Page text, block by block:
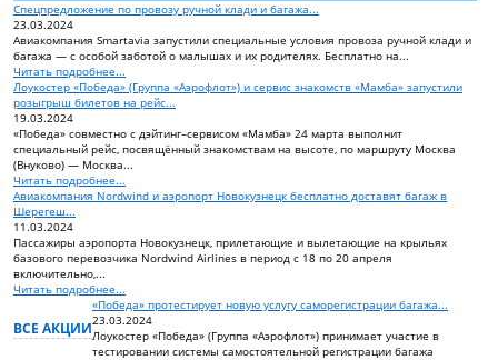
Спецпредложение по провозу ручной клади и багажа...
23.03.2024
Авиакомпания Smartavia запустили специальные условия провоза ручной клади и
багажа — с особой заботой о малышах и их родителях. Бесплатно на...
Читать подробнее...
Лоукостер «Победа» (Группа «Аэрофлот») и сервис знакомств «Мамба» запустили
розыгрыш билетов на рейс...
19.03.2024
«Победа» совместно с дэйтинг–сервисом «Мамба» 24 марта выполнит
специальный рейс, посвящённый знакомствам на высоте, по маршруту Москва
(Внуково) — Москва...
Читать подробнее...
Авиакомпания Nordwind и аэропорт Новокузнецк бесплатно доставят багаж в
Шерегеш...
11.03.2024
Пассажиры аэропорта Новокузнецк, прилетающие и вылетающие на крыльях
базового перевозчика Nordwind Airlines в период с 18 по 20 апреля
включительно,...
Читать подробнее...
ВСЕ АКЦИИ
«Победа» протестирует новую услугу саморегистрации багажа...
23.03.2024
Лоукостер «Победа» (Группа «Аэрофлот») принимает участие в
тестировании системы самостоятельной регистрации багажа